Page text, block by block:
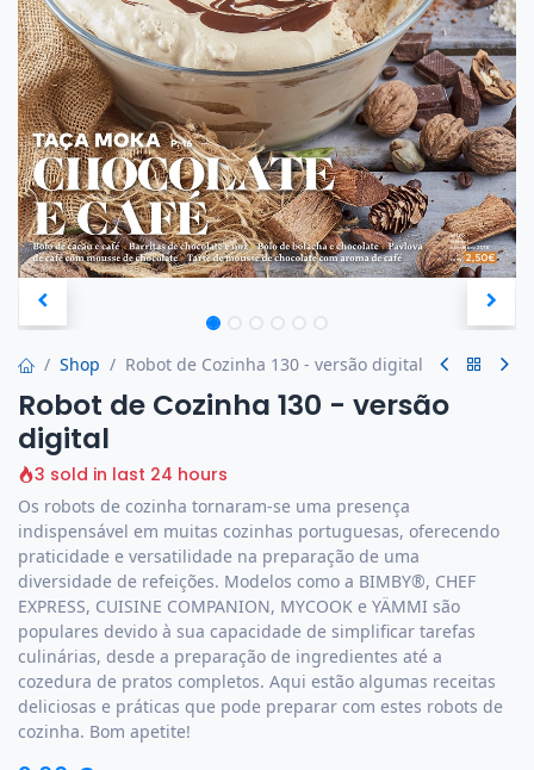
Shop Robot de Cozinha 130 - versão digital
Robot de Cozinha 130 - versão
digital
3 sold in last 24 hours
Os robots de cozinha tornaram-se uma presença
indispensável em muitas cozinhas portuguesas, oferecendo
praticidade e versatilidade na preparação de uma
diversidade de refeições. Modelos como a BIMBY®, CHEF
EXPRESS, CUISINE COMPANION, MYCOOK e YÄMMI são
populares devido à sua capacidade de simplificar tarefas
culinárias, desde a preparação de ingredientes até a
cozedura de pratos completos. Aqui estão algumas receitas
deliciosas e práticas que pode preparar com estes robots de
cozinha. Bom apetite!